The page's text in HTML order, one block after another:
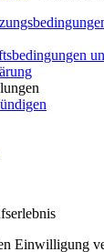
Einwilligung